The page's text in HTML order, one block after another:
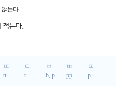
않는다.
적는다.
ㄸ
tt
ㅌ
t
ㅂ
b, p
ㅃ
pp
ㅍ
p